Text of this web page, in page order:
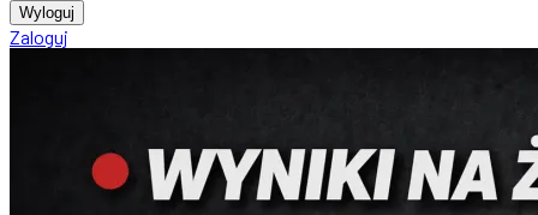
Wyloguj
Zaloguj